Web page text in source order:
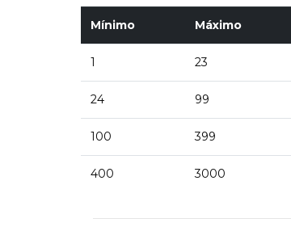
Mínimo Máximo
1 23
24 99
100 399
400 3000